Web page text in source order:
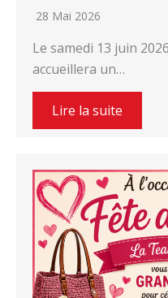
28 Mai 2026
Le samedi 13 juin
accueillera un…
Lire la suite